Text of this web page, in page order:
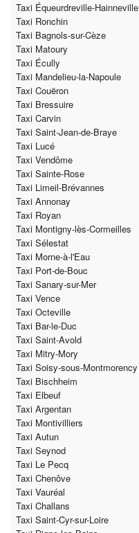
Taxi Équeurdreville-Hainneville
Taxi Ronchin
Taxi Bagnols-sur-Cèze
Taxi Matoury
Taxi Écully
Taxi Mandelieu-la-Napoule
Taxi Couëron
Taxi Bressuire
Taxi Carvin
Taxi Saint-Jean-de-Braye
Taxi Lucé
Taxi Vendôme
Taxi Sainte-Rose
Taxi Limeil-Brévannes
Taxi Annonay
Taxi Royan
Taxi Montigny-lès-Cormeilles
Taxi Sélestat
Taxi Morne-à-l'Eau
Taxi Port-de-Bouc
Taxi Sanary-sur-Mer
Taxi Vence
Taxi Octeville
Taxi Bar-le-Duc
Taxi Saint-Avold
Taxi Mitry-Mory
Taxi Soisy-sous-Montmorency
Taxi Bischheim
Taxi Elbeuf
Taxi Argentan
Taxi Montivilliers
Taxi Autun
Taxi Seynod
Taxi Le Pecq
Taxi Chenôve
Taxi Vauréal
Taxi Challans
Taxi Saint-Cyr-sur-Loire